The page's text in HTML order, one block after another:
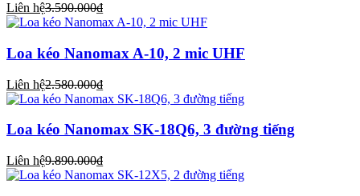
Liên hệ3.590.000₫
Loa kéo Nanomax A-10, 2 mic UHF
Liên hệ2.580.000₫
Loa kéo Nanomax SK-18Q6, 3 đường tiếng
Liên hệ9.890.000₫